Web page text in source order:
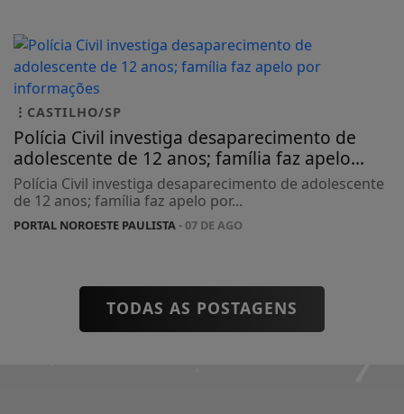
CASTILHO/SP
Polícia Civil investiga desaparecimento de
adolescente de 12 anos; família faz apelo...
Polícia Civil investiga desaparecimento de adolescente
de 12 anos; família faz apelo por...
PORTAL NOROESTE PAULISTA- 07 DE AGO
TODAS AS POSTAGENS